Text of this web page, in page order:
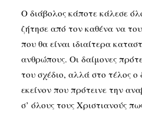
Ο διάβολος κάποτε κάλεσε
ζήτησε από τον καθένα να
που θα είναι ιδιαίτερα
ανθρώπους. Οι δαίμονες
του σχέδιο, αλλά στο τέλος ο
εκείνον που πρότεινε την
σ’ όλους τους Χριστιανούς